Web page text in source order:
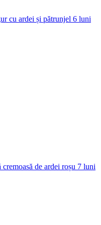
cu ardei și pătrunjel 6 luni
cremoasă de ardei roșu 7 luni